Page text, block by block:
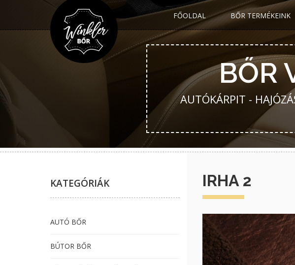
FŐOLDAL BŐR TERMÉKEINK
BŐR
AUTÓKÁRPIT -
KATEGÓRIÁK
AUTÓ BŐR
BÚTOR BŐR
IRHA 2